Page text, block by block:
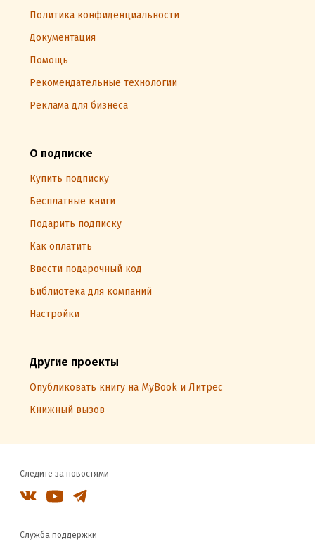
Политика конфиденциальности
Документация
Помощь
Рекомендательные технологии
Реклама для бизнеса
О подписке
Купить подписку
Бесплатные книги
Подарить подписку
Как оплатить
Ввести подарочный код
Библиотека для компаний
Настройки
Другие проекты
Опубликовать книгу на MyBook и Литрес
Книжный вызов
Следите за новостями
Служба поддержки